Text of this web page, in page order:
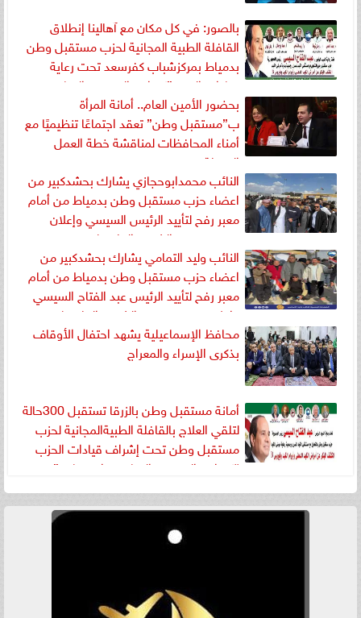
بالصور: في كل مكان مع آهالينا إنطلاق
القافلة الطبية المجانية لحزب مستقبل وطن
بدمياط بمركزشباب كفرسعد تحت رعاية
قيادات الحزب”كيوان والحصي والتمامي
وابوحجازي ”
بحضور الأمين العام.. أمانة المرأة
ب”مستقبل وطن” تعقد اجتماعًا تنظيميًا مع
أمناء المحافظات لمناقشة خطة العمل
المقبلة
النائب محمدابوحجازي يشارك بحشدكبير من
اعضاء حزب مستقبل وطن بدمياط من أمام
معبر رفح لتأييد الرئيس السيسي وإعلان
ورفض تهجير الشعب الفلسطيني
النائب وليد التمامي يشارك بحشدكبير من
اعضاء حزب مستقبل وطن بدمياط من أمام
معبر رفح لتأييد الرئيس عبد الفتاح السيسي
وإعلان ورفض تهجير الشعب الفلسطيني
محافظ الإسماعيلية يشهد احتفال الأوقاف
بذكرى الإسراء والمعراج
أمانة مستقبل وطن بالزرقا تستقبل 300حالة
لتلقي العلاج بالقافلة الطبيةالمجانية لحزب
مستقبل وطن تحت إشراف قيادات الحزب
“كيوان والحصي والتمامي وابوحجازي”